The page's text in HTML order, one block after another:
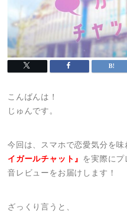
こんばんは！
じゅんです。
今回は、スマホで恋愛気分を味
イガールチャット』
を実際に
音レビューをお届けします！
ざっくり言うと、